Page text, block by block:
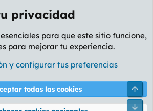
AMARILLO
y reglas Política de privacidad Ayuda
privacidad
esenciales para que este sitio funcione,
para mejorar tu experiencia.
y configurar tus preferencias
todas las cookies
Pie